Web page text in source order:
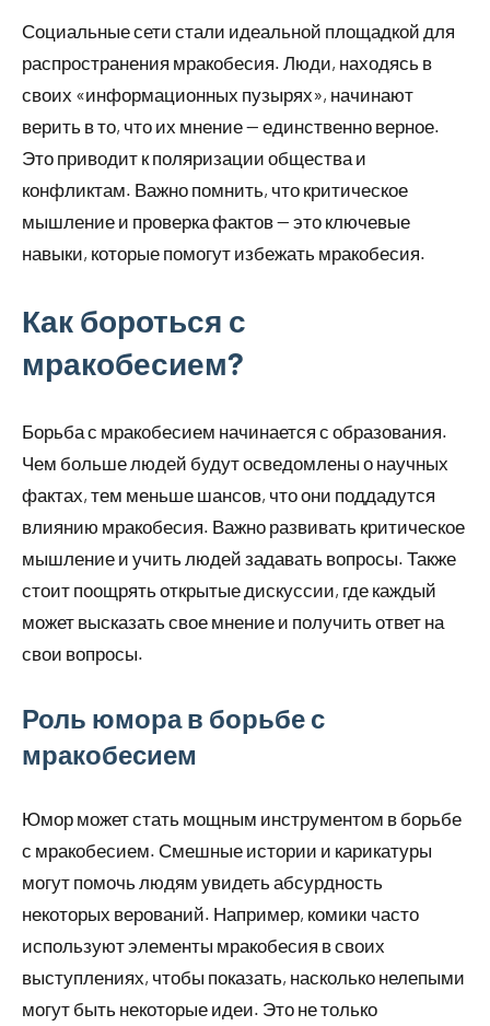
Социальные сети стали идеальной площадкой для
распространения мракобесия. Люди, находясь в
своих «информационных пузырях», начинают
верить в то, что их мнение — единственно верное.
Это приводит к поляризации общества и
конфликтам. Важно помнить, что критическое
мышление и проверка фактов — это ключевые
навыки, которые помогут избежать мракобесия.
Как бороться с
мракобесием?
Борьба с мракобесием начинается с образования.
Чем больше людей будут осведомлены о научных
фактах, тем меньше шансов, что они поддадутся
влиянию мракобесия. Важно развивать критическое
мышление и учить людей задавать вопросы. Также
стоит поощрять открытые дискуссии, где каждый
может высказать свое мнение и получить ответ на
свои вопросы.
Роль юмора в борьбе с
мракобесием
Юмор может стать мощным инструментом в борьбе
с мракобесием. Смешные истории и карикатуры
могут помочь людям увидеть абсурдность
некоторых верований. Например, комики часто
используют элементы мракобесия в своих
выступлениях, чтобы показать, насколько нелепыми
могут быть некоторые идеи. Это не только